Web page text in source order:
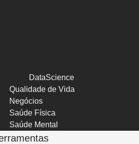
DataScience
Qualidade de Vida
Negócios
Saúde Física
Saúde Mental